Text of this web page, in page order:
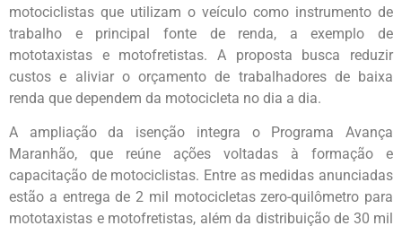
motociclistas que utilizam o veículo como instrumento de
trabalho e principal fonte de renda, a exemplo de
mototaxistas e motofretistas. A proposta busca reduzir
custos e aliviar o orçamento de trabalhadores de baixa
renda que dependem da motocicleta no dia a dia.
A ampliação da isenção integra o Programa Avança
Maranhão, que reúne ações voltadas à formação e
capacitação de motociclistas. Entre as medidas anunciadas
estão a entrega de 2 mil motocicletas zero-quilômetro para
mototaxistas e motofretistas, além da distribuição de 30 mil